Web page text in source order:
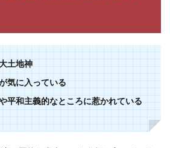
土地神
気に入っている
平和主義的なところに惹かれている